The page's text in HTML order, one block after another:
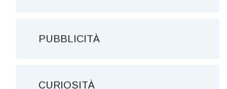
PUBBLICITÀ
CURIOSITÀ